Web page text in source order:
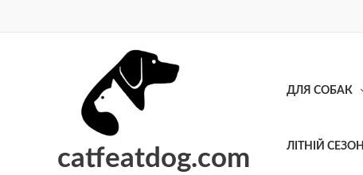
catfeatdog.com
ДЛЯ СОБАК
ЛІТНІЙ СЕЗОН